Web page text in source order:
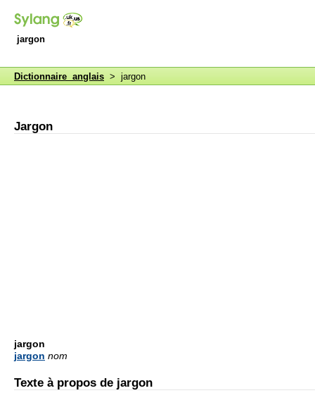
jargon
Dictionnaire anglais > jargon
Jargon
jargon
jargon nom
Texte à propos de jargon